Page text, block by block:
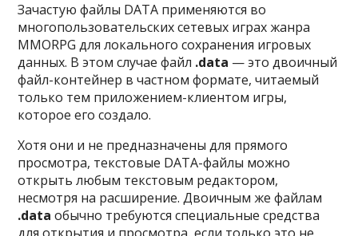
Зачастую файлы DATA применяются во
многопользовательских сетевых играх жанра
MMORPG для локального сохранения игровых
данных. В этом случае файл .data — это двоичный
файл-контейнер в частном формате, читаемый
только тем приложением-клиентом игры,
которое его создало.
Хотя они и не предназначены для прямого
просмотра, текстовые DATA-файлы можно
открыть любым текстовым редактором,
несмотря на расширение. Двоичным же файлам
.data обычно требуются специальные средства